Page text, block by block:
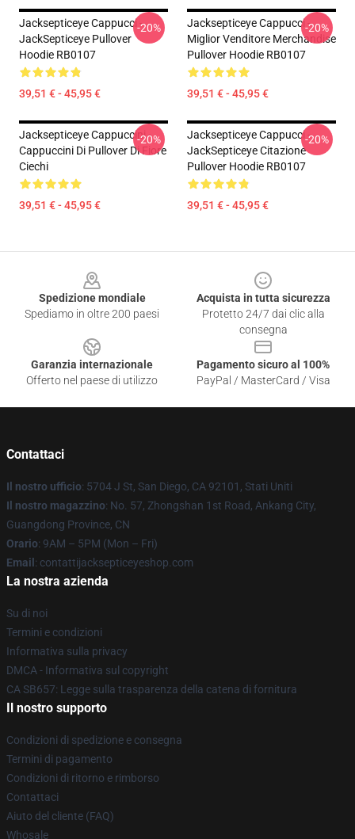
Jacksepticeye Cappucci -
JackSepticeye Pullover
Hoodie RB0107
39,51 € - 45,95 €
-20%
Jacksepticeye Cappucci -
Miglior Venditore Merchandise
Pullover Hoodie RB0107
39,51 € - 45,95 €
-20%
Jacksepticeye Cappuccini -
Cappuccini Di Pullover Di Fiore
Ciechi
39,51 € - 45,95 €
-20%
Jacksepticeye Cappucci -
JackSepticeye Citazione
Pullover Hoodie RB0107
39,51 € - 45,95 €
-20%
Spedizione mondiale
Spediamo in oltre 200 paesi
Acquista in tutta sicurezza
Protetto 24/7 dai clic alla
consegna
Garanzia internazionale
Offerto nel paese di utilizzo
Pagamento sicuro al 100%
PayPal / MasterCard / Visa
Contattaci
Il nostro ufficio: 5704 J St, San Diego, CA 92101, Stati Uniti
Il nostro magazzino: No. 57, Zhongshan 1st Road, Ankang City,
Guangdong Province, CN
Orario: 9AM – 5PM (Mon – Fri)
Email : contattijacksepticeyeshop.com
La nostra azienda
Su di noi
Termini e condizioni
Informativa sulla privacy
DMCA - Informativa sul copyright
CA SB657: Legge sulla trasparenza della catena di fornitura
Il nostro supporto
Condizioni di spedizione e consegna
Termini di pagamento
Condizioni di ritorno e rimborso
Contattaci
Aiuto del cliente (FAQ)
Whosale